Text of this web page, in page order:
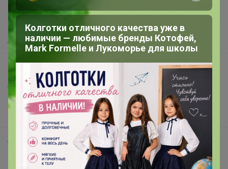
Защита покупателя
Помощь
О нас
Все предложения
Анонсы
Новости
Поддержка альпак
Самое выгодное
Хиты продаж
Колготки отличного качества уже в
наличии — любимые бренды Котофей,
Mark Formelle и Лукоморье для школы